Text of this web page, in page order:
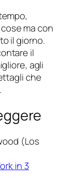
ma con
il giorno.
il
agli
che
(Los
in 3